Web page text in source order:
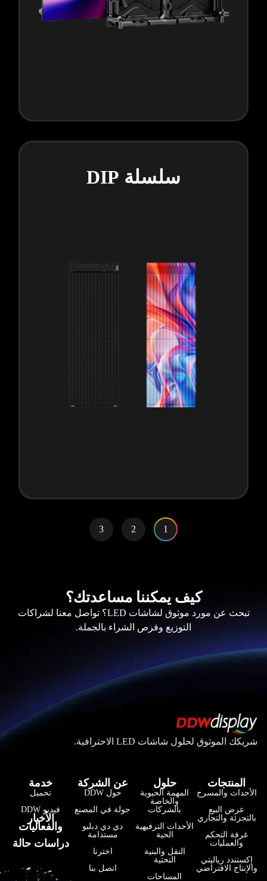
سلسلة DIP
1
2
3
كيف يمكننا مساعدتك؟
تبحث عن مورد موثوق لشاشات LED؟ تواصل معنا لشراكات
التوزيع وفرص الشراء بالجملة.
شريكك الموثوق لحلول شاشات LED الاحترافية.
المنتجات
الأحداث والمسرح
عرض البيع
بالتجزئة والتجاري
غرفة التحكم
والعمليات
إكستندد رياليتي
والإنتاج الافتراضي
حلول
المهمة الحيوية
والخاصة
بالشركات
الأحداث الترفيهية
الحية
النقل والبنية
التحتية
المساحات
عن الشركة
حول DDW
جولة في المصنع
دي دي دبليو
مستدامة
اخترنا
اتصل بنا
خدمة
تحميل
فيديو DDW
الأخبار
والفعاليات
دراسات حالة
한국어
Bahasa Indonesia
हिन्दी
فارسی